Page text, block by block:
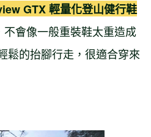
GTX 輕量化登山健行鞋
不會像一般重裝鞋太重造成
鬆的抬腳行走，很適合穿來